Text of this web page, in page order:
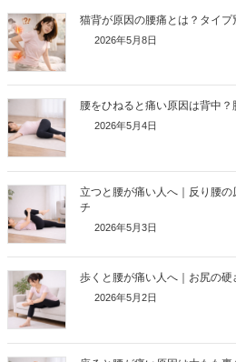
猫背が原因の腰痛とは？タイ
2026年5月8日
腰をひねると痛い原因は背中
2026年5月4日
立つと腰が痛い人へ｜反り腰
チ
2026年5月3日
歩くと腰が痛い人へ｜お尻の
2026年5月2日